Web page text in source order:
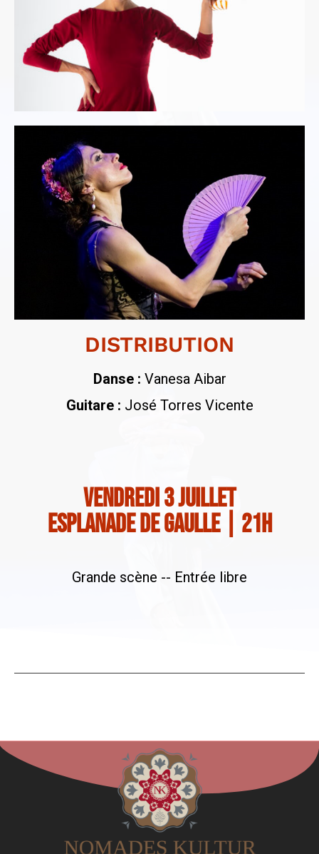
DISTRIBUTION
Danse : Vanesa Aibar
Guitare : José Torres Vicente
vendredi 3 juillet
esplanade de gaulle | 21h
Grande scène -- Entrée libre